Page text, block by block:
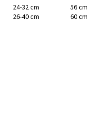
24-32 cm
56 cm
26-40 cm
60 cm